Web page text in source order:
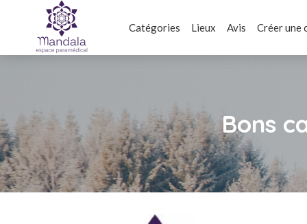
Catégories Lieux Avis Créer une
Bons